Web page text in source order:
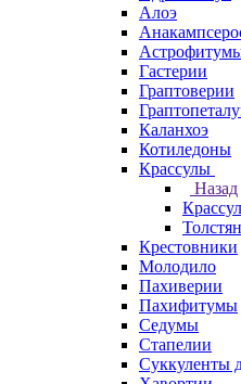
Алоэ
Гастерии
Граптоверии
Каланхоэ
Котиледоны
Крассулы
Назад
Крестовники
Молодило
Пахиверии
Пахифитумы
Седумы
Стапелии
Суккуленты